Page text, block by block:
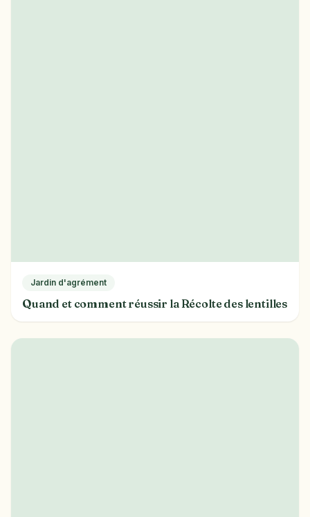
Jardin d'agrément
Quand et comment réussir la Récolte des lentilles